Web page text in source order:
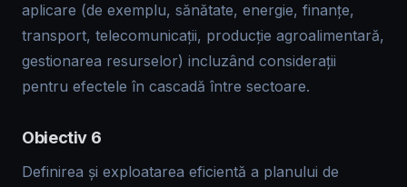
aplicare (de exemplu, sănătate, energie, finanțe,
transport, telecomunicații, producție agroalimentară,
gestionarea resurselor) incluzând considerații
pentru efectele în cascadă între sectoare.
Obiectiv 6
Definirea și exploatarea eficientă a planului de